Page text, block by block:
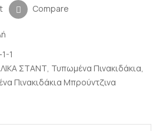
Compare
1
ΣΤΑΝΤ Τυπωμένα Πινακιδάκια
Πινακιδάκια Μπρούντζινα